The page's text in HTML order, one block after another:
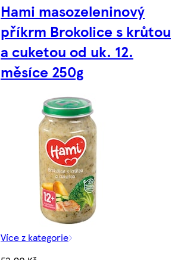
Hami masozeleninový
příkrm Brokolice s krůtou
a cuketou od uk. 12.
měsíce 250g
Více z kategorie